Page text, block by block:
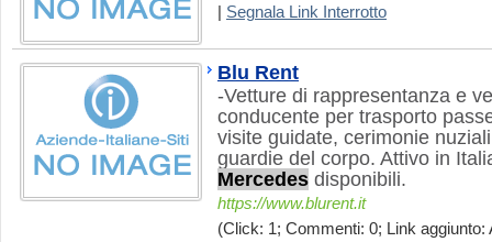
Segnala Link Interrotto
Blu Rent
-Vetture di rappresentanza e
conducente per trasporto
visite guidate, cerimonie
guardie del corpo. Attivo in
Mercedes disponibili.
https://www.blurent.it
(Click: 1; Commenti: 0; Link aggiunto: